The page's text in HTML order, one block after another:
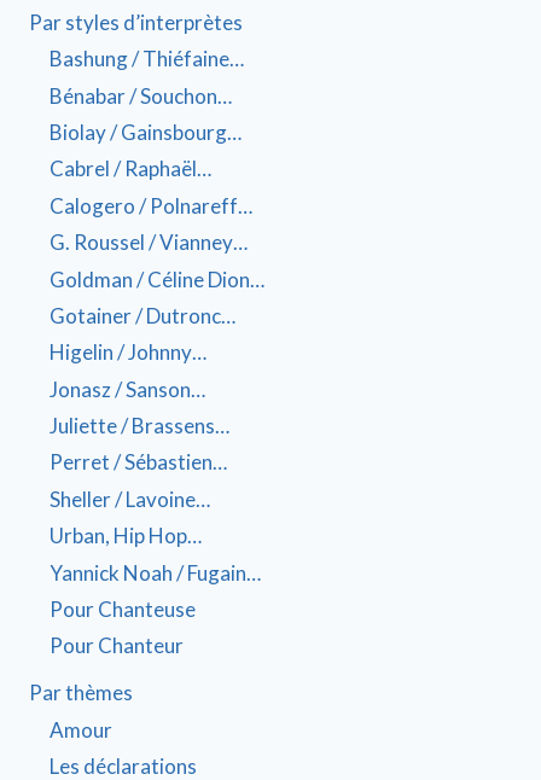
Par styles d’interprètes
Bashung / Thiéfaine…
Bénabar / Souchon…
Biolay / Gainsbourg…
Cabrel / Raphaël…
Calogero / Polnareff…
G. Roussel / Vianney…
Goldman / Céline Dion…
Gotainer / Dutronc…
Higelin / Johnny…
Jonasz / Sanson…
Juliette / Brassens…
Perret / Sébastien…
Sheller / Lavoine…
Urban, Hip Hop…
Yannick Noah / Fugain…
Pour Chanteuse
Pour Chanteur
Par thèmes
Amour
Les déclarations